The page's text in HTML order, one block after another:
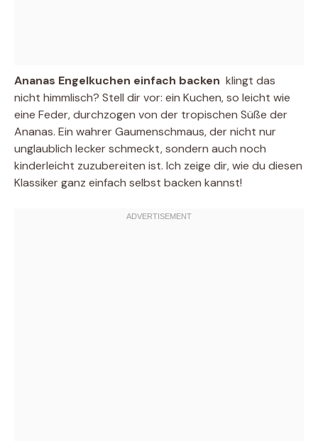
Ananas Engelkuchen einfach backen  klingt das
nicht himmlisch? Stell dir vor: ein Kuchen, so leicht wie
eine Feder, durchzogen von der tropischen Süße der
Ananas. Ein wahrer Gaumenschmaus, der nicht nur
unglaublich lecker schmeckt, sondern auch noch
kinderleicht zuzubereiten ist. Ich zeige dir, wie du diesen
Klassiker ganz einfach selbst backen kannst!